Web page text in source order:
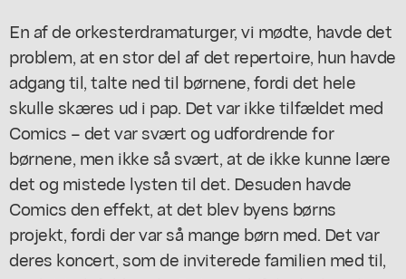
En af de orkesterdramaturger, vi mødte, havde det
problem, at en stor del af det repertoire, hun havde
adgang til, talte ned til børnene, fordi det hele
skulle skæres ud i pap. Det var ikke tilfældet med
Comics – det var svært og udfordrende for
børnene, men ikke så svært, at de ikke kunne lære
det og mistede lysten til det. Desuden havde
Comicsden effekt, at det blev byens børns
projekt, fordi der var så mange børn med. Det var
deres koncert, som de inviterede familien med til,